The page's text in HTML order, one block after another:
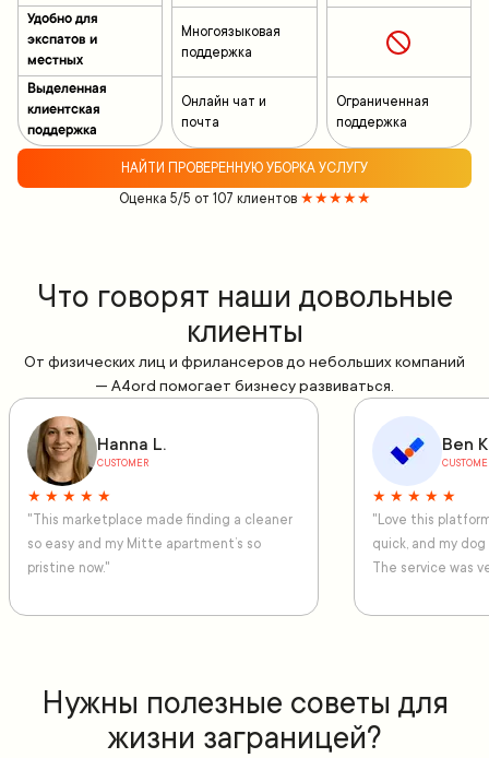
Удобно для
экспатов и
местных
Выделенная
клиентская
поддержка
Многоязыковая
поддержка
Онлайн чат и
почта
Ограниченная
поддержка
НАЙТИ ПРОВЕРЕННУЮ УБОРКА УСЛУГУ
Оценка 5/5 от 107 клиентов ★★★★★
Что говорят наши довольные
клиенты
От физических лиц и фрилансеров до небольших компаний
— A4ord помогает бизнесу развиваться.
Hanna L.
CUSTOMER
★ ★ ★ ★ ★
"This marketplace made finding a cleaner
so easy and my Mitte apartment’s so
pristine now."
Ben
★ ★ ★ ★ ★
"Love this
quick, and my
The service was
Нужны полезные советы для
жизни заграницей?